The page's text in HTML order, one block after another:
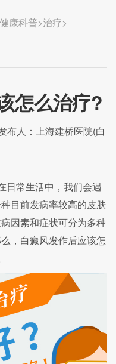
健康科普>治疗>
怎么治疗?
布人：上海建桥医院(白
常生活中，我们会遇
目前发病率较高的皮肤
因素和症状可分为多种
，白癜风发作后应该怎